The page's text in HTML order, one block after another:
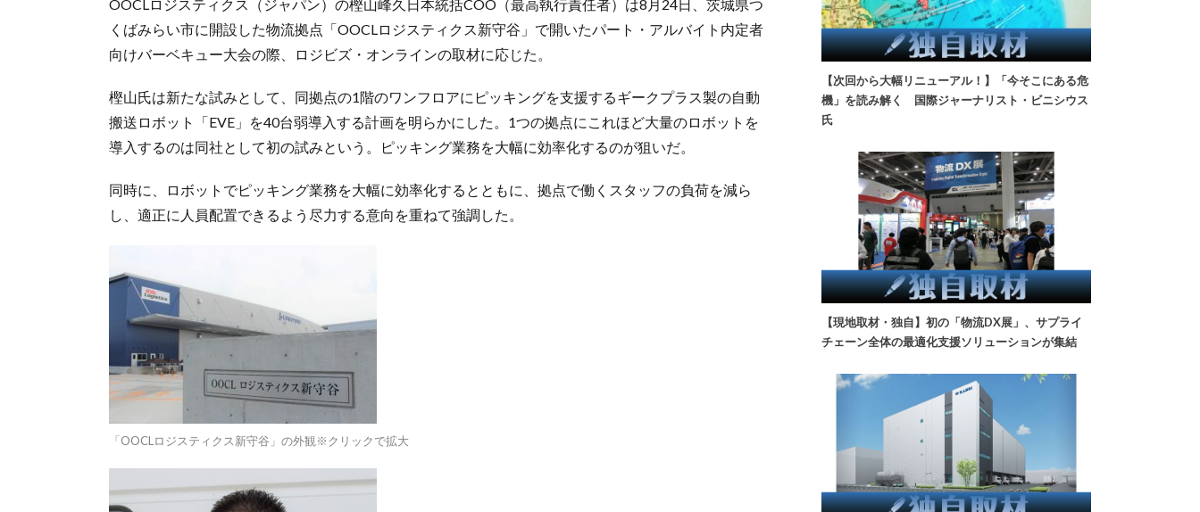
OOCLロジスティクス（ジャパン）の樫山峰久日本統括COO（最高執行責任者）は8月24日、茨城県つ
くばみらい市に開設した物流拠点「OOCLロジスティクス新守谷」で開いたパート・アルバイト内定者
向けバーベキュー大会の際、ロジビズ・オンラインの取材に応じた。
樫山氏は新たな試みとして、同拠点の1階のワンフロアにピッキングを支援するギークプラス製の自動
搬送ロボット「EVE」を40台弱導入する計画を明らかにした。1つの拠点にこれほど大量のロボットを
導入するのは同社として初の試みという。ピッキング業務を大幅に効率化するのが狙いだ。
同時に、ロボットでピッキング業務を大幅に効率化するとともに、拠点で働くスタッフの負荷を減ら
し、適正に人員配置できるよう尽力する意向を重ねて強調した。
「OOCLロジスティクス新守谷」の外観※クリックで拡大
【次回から大幅リニューアル！】「今そこにある危
機」を読み解く 国際ジャーナリスト・ビニシウス
氏
【現地取材・独自】初の「物流DX展」、サプライ
チェーン全体の最適化支援ソリューションが集結